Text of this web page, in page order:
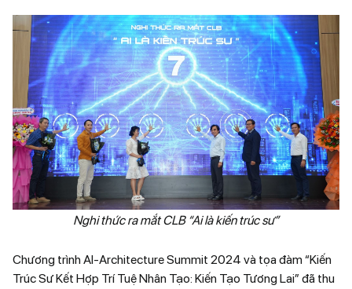
Nghi thức ra mắt CLB “Ai là kiến trúc sư”
Chương trình AI-Architecture Summit 2024 và tọa đàm “Kiến
Trúc Sư Kết Hợp Trí Tuệ Nhân Tạo: Kiến Tạo Tương Lai” đã thu